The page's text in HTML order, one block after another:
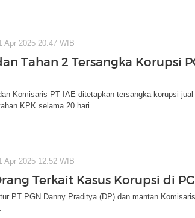
Apr 2025 20:47 WIB
Tahan 2 Tersangka Korupsi
Komisaris PT IAE ditetapkan tersangka korupsi
KPK selama 20 hari.
Apr 2025 12:52 WIB
Terkait Kasus Korupsi di
PT PGN Danny Praditya (DP) dan mantan